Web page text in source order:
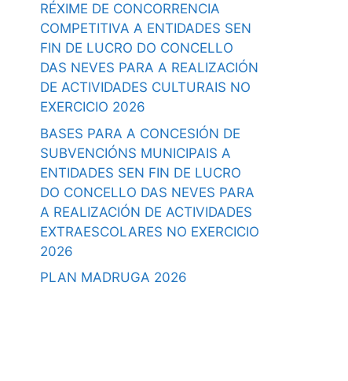
RÉXIME DE CONCORRENCIA
COMPETITIVA A ENTIDADES SEN
FIN DE LUCRO DO CONCELLO
DAS NEVES PARA A REALIZACIÓN
DE ACTIVIDADES CULTURAIS NO
EXERCICIO 2026
BASES PARA A CONCESIÓN DE
SUBVENCIÓNS MUNICIPAIS A
ENTIDADES SEN FIN DE LUCRO
DO CONCELLO DAS NEVES PARA
A REALIZACIÓN DE ACTIVIDADES
EXTRAESCOLARES NO EXERCICIO
2026
PLAN MADRUGA 2026